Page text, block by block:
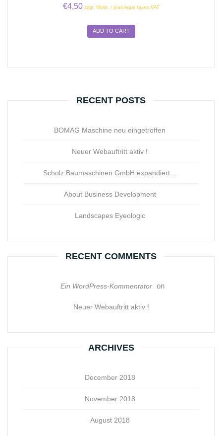
€4,50 zzgl. Mwst. / plus legal taxes VAT
ADD TO CART
RECENT POSTS
BOMAG Maschine neu eingetroffen
Neuer Webauftritt aktiv !
Scholz Baumaschinen GmbH expandiert…
About Business Development
Landscapes Eyeologic
RECENT COMMENTS
Ein WordPress-Kommentator on
Neuer Webauftritt aktiv !
ARCHIVES
December 2018
November 2018
August 2018